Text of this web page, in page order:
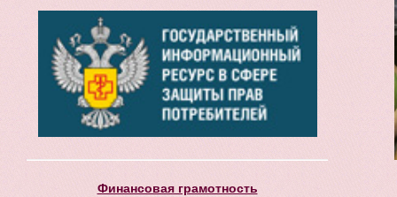
Финансовая грамотность